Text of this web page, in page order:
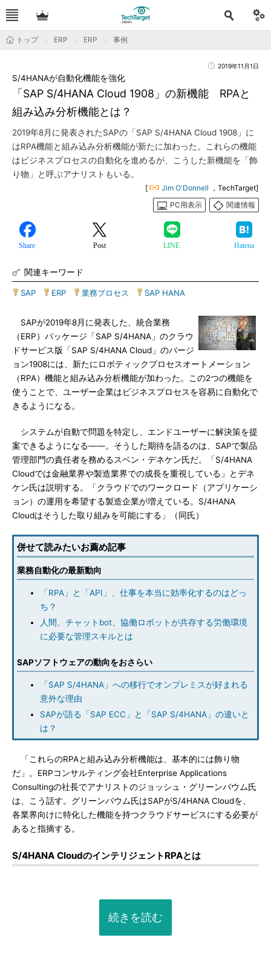
トップ ERP ERP 事例
2019年11月1日
「SAP S/4HANA Cloud 1908」の新機能 RPAと
組み込み分析機能とは？
S/4HANAが自動化機能を強化
2019年8月に発表されたSAPの「SAP S/4HANA Cloud 1908」に
はRPA機能と組み込み分析機能が新たに加わった。これらの機能
はビジネスプロセスの自動化を進めるが、こうした新機能を「飾
り物」と呼ぶアナリストもいる。
[ Jim O'Donnell ，TechTarget]
PC用表示
関連情報
Share Post LINE Hatena
関連キーワード
SAP ERP 業務プロセス SAP HANA
SAPが2019年8月に発表した、統合業務
（ERP）パッケージ「SAP S/4HANA」のクラウ
ドサービス版「SAP S/4HANA Cloud」のバージ
ョン1908には、新たにロボティックプロセスオートメーション
（RPA）機能と組み込み分析機能が加わった。この2つの機能を
使うことで、ユーザー企業はビジネスプロセスを容易に自動化で
きるようになる。
システムが自動で問題を特定し、エンドユーザーに解決策を提
案できるようになる――。そうした期待を語るのは、SAPで製品
管理部門の責任者を務めるスベン・デネケン氏だ。「S/4HANA
Cloudでは金融業界や製造業界での成長を重視している」とデネ
ケン氏は説明する。「クラウドでのワークロード（アプリケーシ
ョン）の運用を希望する製造企業が増えている。S/4HANA
Cloudはそうした取り組みを可能にする」（同氏）
併せて読みたいお薦め記事
業務自動化の最新動向
「RPA」と「API」、仕事を本当に効率化するのはどっ
ち？
人間、チャットbot、協働ロボットが共存する労働環境
に必要な管理スキルとは
SAPソフトウェアの動向をおさらい
「SAP S/4HANA」への移行でオンプレミスが好まれる
意外な理由
SAPが語る「SAP ECC」と「SAP S/4HANA」の違いと
は？
「これらのRPAと組み込み分析機能は、基本的には飾り物
だ」。ERPコンサルティング会社Enterprise Applications
Consultingの社長でアナリストのジョッシュ・グリーンバウム氏
は、こう話す。グリーンバウム氏はSAPがS/4HANA Cloudを、
各業界向けに特化した機能を持つクラウドサービスにする必要が
あると指摘する。
S/4HANA CloudのインテリジェントRPAとは
続きを読む